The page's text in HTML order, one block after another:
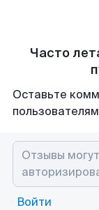
Часто
Оставьте
Войти